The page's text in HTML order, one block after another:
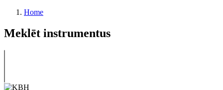
Home
Meklēt instrumentus